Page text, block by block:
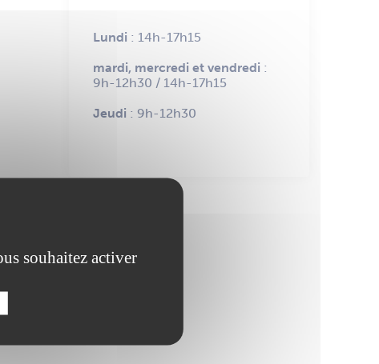
Lundi : 14h-17h15
mardi, mercredi et vendredi :
9h-12h30 / 14h-17h15
Jeudi : 9h-12h30
souhaitez activer